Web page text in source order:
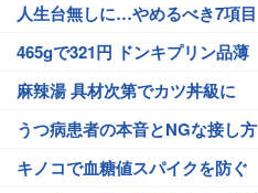
人生台無しに…やめるべき7項目
465gで321円 ドンキプリン品薄
麻辣湯 具材次第でカツ丼級に
うつ病患者の本音とNGな接し方
キノコで血糖値スパイクを防ぐ